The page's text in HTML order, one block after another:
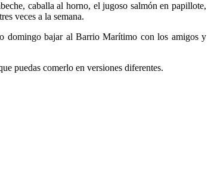
caballa al horno, el jugoso salmón en papillote,
veces a la semana.
domingo bajar al Barrio Marítimo con los amigos y
puedas comerlo en versiones diferentes.